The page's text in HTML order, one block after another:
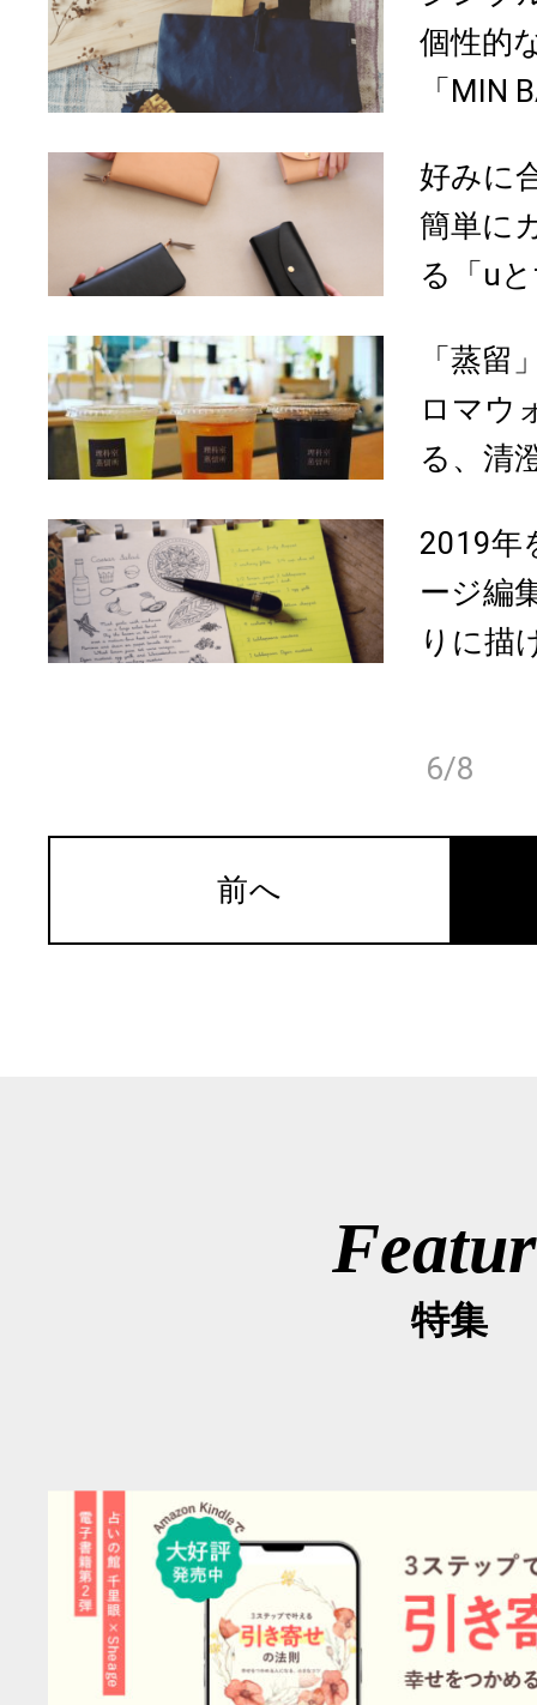
個性的
「MIN
好みに
簡単に
る「u
「蒸留
ロマウ
る、清
2019年
ージ編
りに描
6/8
前へ
特集